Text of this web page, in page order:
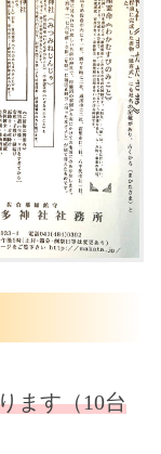
ます（10台